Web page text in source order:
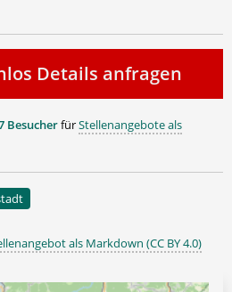
Details anfragen
BesucherfürStellenangebote als
als Markdown (CC BY 4.0)